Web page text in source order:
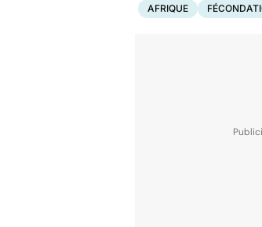
AFRIQUE